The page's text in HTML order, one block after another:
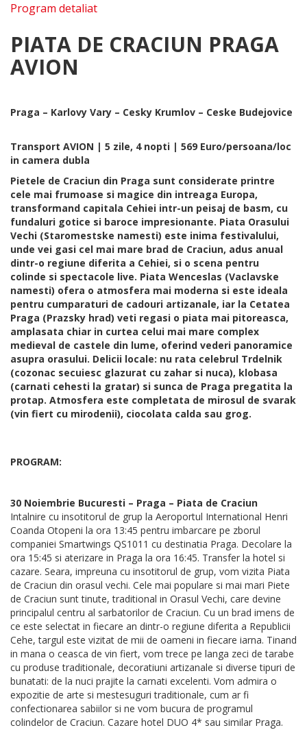
Program detaliat
PIATA DE CRACIUN PRAGA
AVION
Praga – Karlovy Vary – Cesky Krumlov – Ceske Budejovice
Transport AVION | 5 zile, 4 nopti | 569 Euro/persoana/loc
in camera dubla
Pietele de Craciun din Praga sunt considerate printre
cele mai frumoase si magice din intreaga Europa,
transformand capitala Cehiei intr-un peisaj de basm, cu
fundaluri gotice si baroce impresionante. Piata Orasului
Vechi (Staromestske namesti) este inima festivalului,
unde vei gasi cel mai mare brad de Craciun, adus anual
dintr-o regiune diferita a Cehiei, si o scena pentru
colinde si spectacole live. Piata Wenceslas (Vaclavske
namesti) ofera o atmosfera mai moderna si este ideala
pentru cumparaturi de cadouri artizanale, iar la Cetatea
Praga (Prazsky hrad) veti regasi o piata mai pitoreasca,
amplasata chiar in curtea celui mai mare complex
medieval de castele din lume, oferind vederi panoramice
asupra orasului. Delicii locale: nu rata celebrul Trdelnik
(cozonac secuiesc glazurat cu zahar si nuca), klobasa
(carnati cehesti la gratar) si sunca de Praga pregatita la
protap. Atmosfera este completata de mirosul de svarak
(vin fiert cu mirodenii), ciocolata calda sau grog.
PROGRAM:
30 Noiembrie Bucuresti – Praga – Piata de Craciun
Intalnire cu insotitorul de grup la Aeroportul International Henri
Coanda Otopeni la ora 13:45 pentru imbarcare pe zborul
companiei Smartwings QS1011 cu destinatia Praga. Decolare la
ora 15:45 si aterizare in Praga la ora 16:45. Transfer la hotel si
cazare. Seara, impreuna cu insotitorul de grup, vom vizita Piata
de Craciun din orasul vechi. Cele mai populare si mai mari Piete
de Craciun sunt tinute, traditional in Orasul Vechi, care devine
principalul centru al sarbatorilor de Craciun. Cu un brad imens de
ce este selectat in fiecare an dintr-o regiune diferita a Republicii
Cehe, targul este vizitat de mii de oameni in fiecare iarna. Tinand
in mana o ceasca de vin fiert, vom trece pe langa zeci de tarabe
cu produse traditionale, decoratiuni artizanale si diverse tipuri de
bunatati: de la nuci prajite la carnati excelenti. Vom admira o
expozitie de arte si mestesuguri traditionale, cum ar fi
confectionarea sabiilor si ne vom bucura de programul
colindelor de Craciun. Cazare hotel DUO 4* sau similar Praga.